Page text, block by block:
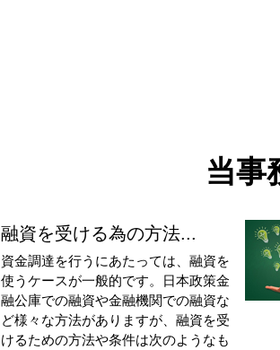
当事
融資を受ける為の方法...
資金調達を行うにあたっては、融資を
使うケースが一般的です。日本政策金
融公庫での融資や金融機関での融資な
ど様々な方法がありますが、融資を受
けるための方法や条件は次のようなも